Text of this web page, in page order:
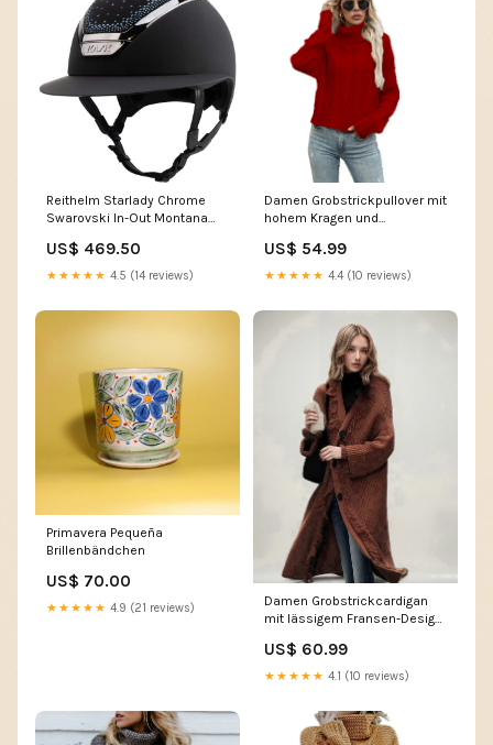
Reithelm Starlady Chrome
Swarovski In-Out Montana
US$ 469.50
★★★★★ 4.5 (14 reviews)
Damen Grobstrickpullover mit
hohem Kragen und
Drune shop726q28h733933
US$ 54.99
★★★★★ 4.4 (10 reviews)
Primavera Pequeña
Brillenbändchen
US$ 70.00
★★★★★ 4.9 (21 reviews)
Damen Grobstrickcardigan
mit lässigem Fransen-Design
US$ 60.99
★★★★★ 4.1 (10 reviews)